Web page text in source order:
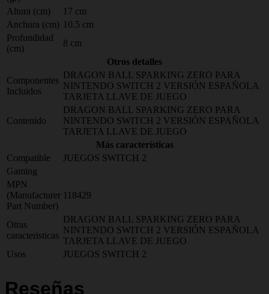
Altura (cm)
17 cm
Anchura (cm) 10.5 cm
Profundidad
(cm)
8 cm
Otros detalles
Componentes
Incluidos
DRAGON BALL SPARKING ZERO PARA
NINTENDO SWITCH 2 VERSIÓN ESPAÑOLA
TARJETA LLAVE DE JUEGO
Contenido
DRAGON BALL SPARKING ZERO PARA
NINTENDO SWITCH 2 VERSIÓN ESPAÑOLA
TARJETA LLAVE DE JUEGO
Más características
Compatible
JUEGOS SWITCH 2
Gaming
MPN
(Manufacturer
Part Number)
118429
Otras
caracteristicas
DRAGON BALL SPARKING ZERO PARA
NINTENDO SWITCH 2 VERSIÓN ESPAÑOLA
TARJETA LLAVE DE JUEGO
Usos
JUEGOS SWITCH 2